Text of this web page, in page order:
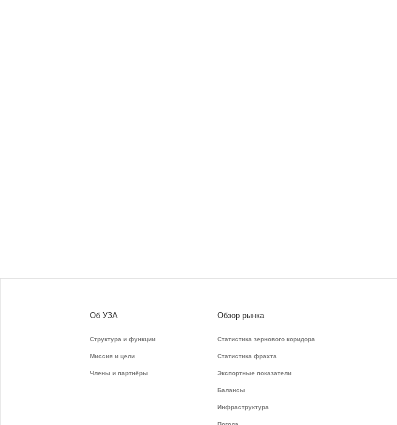
Об УЗА
Структура и функции
Миссия и цели
Члены и партнёры
Обзор рынка
Статистика зернового коридора
Статистика фрахта
Экспортные показатели
Балансы
Инфраструктура